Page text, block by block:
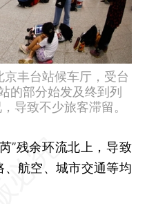
丰台站候车厅，受台
的部分始发及终到列
导致不少旅客滞留。
”残余环流北上，导致
航空、城市交通等均